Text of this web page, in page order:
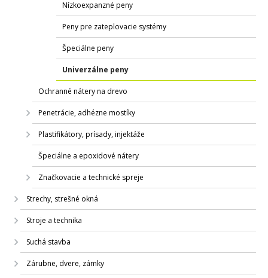
Nízkoexpanzné peny
Peny pre zateplovacie systémy
Špeciálne peny
Univerzálne peny
Ochranné nátery na drevo
Penetrácie, adhézne mostíky
Plastifikátory, prísady, injektáže
Špeciálne a epoxidové nátery
Značkovacie a technické spreje
Strechy, strešné okná
Stroje a technika
Suchá stavba
Zárubne, dvere, zámky